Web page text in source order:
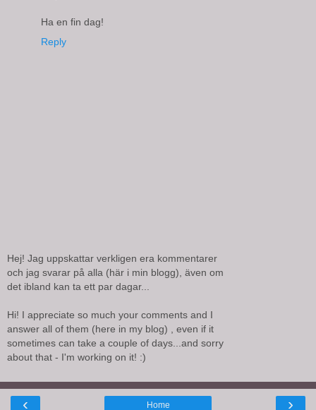
Ha en fin dag!
Reply
Hej! Jag uppskattar verkligen era kommentarer
och jag svarar på alla (här i min blogg), även om
det ibland kan ta ett par dagar...
Hi! I appreciate so much your comments and I
answer all of them (here in my blog) , even if it
sometimes can take a couple of days...and sorry
about that - I'm working on it! :)
‹ ›
Home